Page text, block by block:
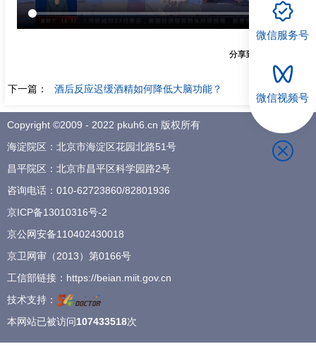
健康科普
分享到：
下一篇： 酒后反应迟缓酒精如何降低大脑功能？
Copyright ©2009 - 2022 pkuh6.cn 版权所有
海淀院区：北京市海淀区花园北路51号
昌平院区：北京市昌平区科学园路2号
咨询电话： 010-62723860/82801936
京ICP备13010316号-2
京公网安备110402430018
京卫网审（2013）第0166号
工信部链接： https://beian.miit.gov.cn
技术支持：
本网站已被访问107433518次
微信服务号
微信视频号